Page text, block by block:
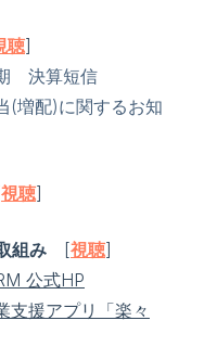
聴]
決算短信
(増配)に関するお知
視聴]
組み [視聴]
公式HP
支援アプリ「楽々